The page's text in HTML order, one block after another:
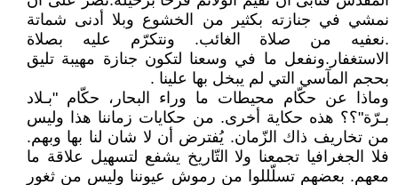
نمشي في جنازته بكثير من الخشوع وبلا أدنى شماتة
.نعفيه من صلاة الغائب. ونتكرّم عليه بصلاة
الاستغفار.ونفعل ما في وسعنا لتكون جنازة مهيبة تليق
بحجم المآسي التي لم يبخل بها علينا .
وماذا عن حكّام محيطات ما وراء البحار، حكّام "بـلاد
بـرّة"؟؟ هذه حكاية أخرى. من حكايات زماننا هذا وليس
من تخاريف ذاك الزّمان. يُفترض أن لا شان لنا بها وبهم.
فلا الجغرافيا تجمعنا ولا التّاريخ يشفع لتسهيل علاقة ما
معهم. بعضهم تسلّللوا من رموش عيوننا وليس من ثغور